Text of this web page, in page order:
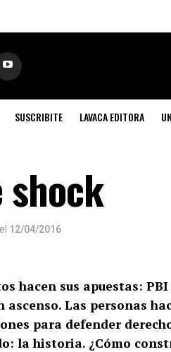
SUSCRIBITE LAVACA EDITORA
shock
el 12/04/2016
hacen sus apuestas:
ascenso. Las personas
para defender
la historia. ¿Cómo